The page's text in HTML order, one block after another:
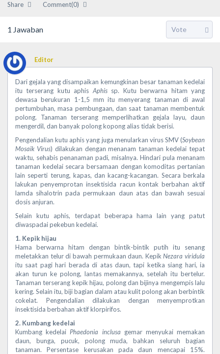
Share Comment(0)
1 Jawaban
Editor
Dari gejala yang disampaikan kemungkinan besar tanaman kedelai
itu terserang kutu aphis Aphissp. Kutu berwarna hitam yang
dewasa berukuran 1-1,5 mm itu menyerang tanaman di awal
pertumbuhan, masa pembungaan, dan saat tanaman membentuk
polong. Tanaman terserang memperlihatkan gejala layu, daun
mengerdil, dan banyak polong kopong alias tidak berisi.
Pengendalian kutu aphis yang juga menularkan virus SMV (Soybean
Mosaik Virus) dilakukan dengan menanam tanaman kedelai tepat
waktu, sehabis penanaman padi, misalnya. Hindari pula menanam
tanaman kedelai secara bersamaan dengan komoditas pertanian
lain seperti terung, kapas, dan kacang-kacangan. Secara berkala
lakukan penyemprotan insektisida racun kontak berbahan aktif
lamda sihalotrin pada permukaan daun atas dan bawah sesuai
dosis anjuran.
Selain kutu aphis, terdapat beberapa hama lain yang patut
diwaspadai pekebun kedelai.
1. Kepik hijau
Hama berwarna hitam dengan bintik-bintik putih itu senang
meletakkan telur di bawah permukaan daun. KepikNezara viridula
itu saat pagi hari berada di atas daun, tapi ketika siang hari, ia
akan turun ke polong, lantas memakannya, setelah itu bertelur.
Tanaman terserang kepik hijau, polong dan bijinya mengempis lalu
kering. Selain itu, biji bagian dalam atau kulit polong akan berbintik
cokelat. Pengendalian dilakukan dengan menyemprotkan
insektisida berbahan aktif klorpirifos.
2. Kumbang kedelai
Kumbang kedelai Phaedonia inclusa gemar menyukai memakan
daun, bunga, pucuk, polong muda, bahkan seluruh bagian
tanaman. Persentase kerusakan pada daun mencapai 15%.